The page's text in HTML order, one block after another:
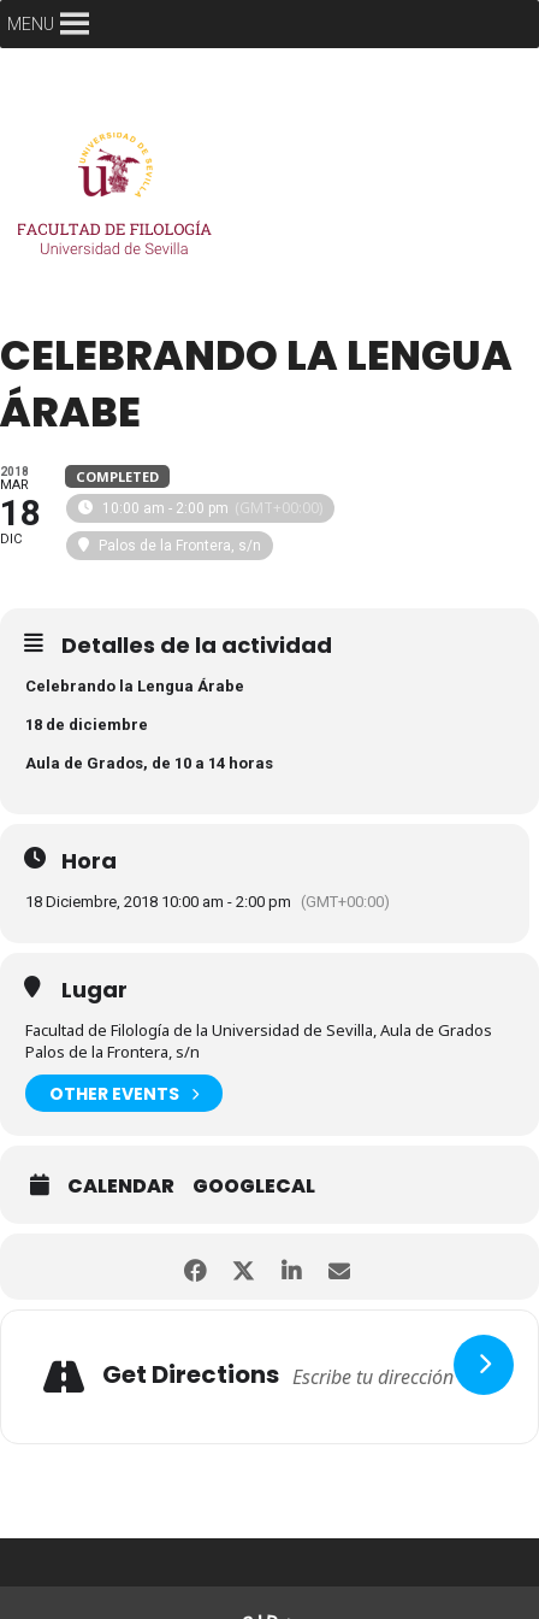
MENU
CELEBRANDO LA LENGUA
ÁRABE
2018
MAR
18
DIC
COMPLETED
10:00 am - 2:00 pm (GMT+00:00)
Palos de la Frontera, s/n
Detalles de la actividad
Celebrando la Lengua Árabe
18 de diciembre
Aula de Grados, de 10 a 14 horas
Hora
18 Diciembre, 2018 10:00 am - 2:00 pm (GMT+00:00)
Lugar
Facultad de Filología de la Universidad de Sevilla, Aula de Grados
Palos de la Frontera, s/n
OTHER EVENTS
CALENDAR GOOGLECAL
Get Directions